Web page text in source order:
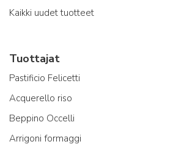
Kaikki uudet tuotteet
Tuottajat
Pastificio Felicetti
Acquerello riso
Beppino Occelli
Arrigoni formaggi